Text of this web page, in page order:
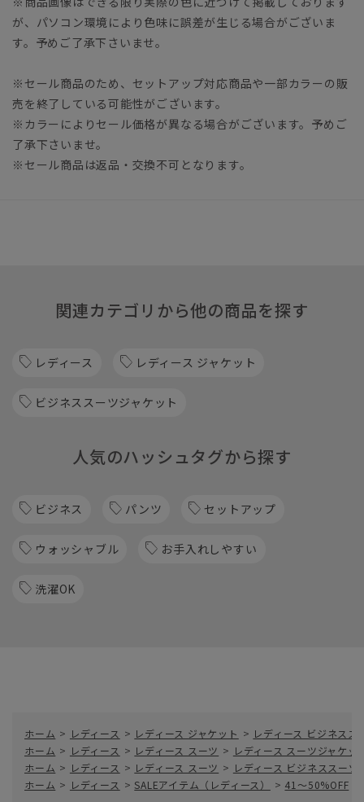
が、パソコン環境により色味に誤差が生じる場合がございま
す。予めご了承下さいませ。
※セール商品のため、セットアップ対応商品や一部カラーの販
売を終了している可能性がございます。
※カラーによりセール価格が異なる場合がございます。予めご
了承下さいませ。
※セール商品は返品・交換不可となります。
関連カテゴリから他の商品を探す
レディース レディース ジャケット
ビジネススーツジャケット
人気のハッシュタグから探す
ビジネス パンツ セットアップ
ウォッシャブル お手入れしやすい
洗濯OK
ホーム > レディース > レディース ジャケット > レディース ビジネスス
ホーム > レディース > レディース スーツ > レディース スーツジャケッ
ホーム > レディース > レディース スーツ > レディース ビジネススーツ
ホーム > レディース > SALEアイテム（レディース） > 41～50%OFF